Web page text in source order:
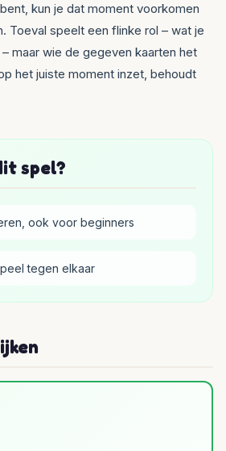
kun je dat moment voorkomen
Toeval speelt een flinke rol – wat je
maar wie de gegeven kaarten het
het juiste moment inzet, behoudt
spel?
ook voor beginners
tegen elkaar